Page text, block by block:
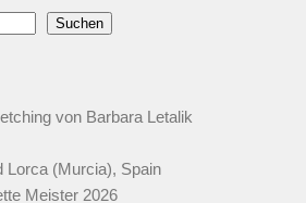
Suchen
von Barbara Letalik
Lorca (Murcia), Spain
Meister 2026